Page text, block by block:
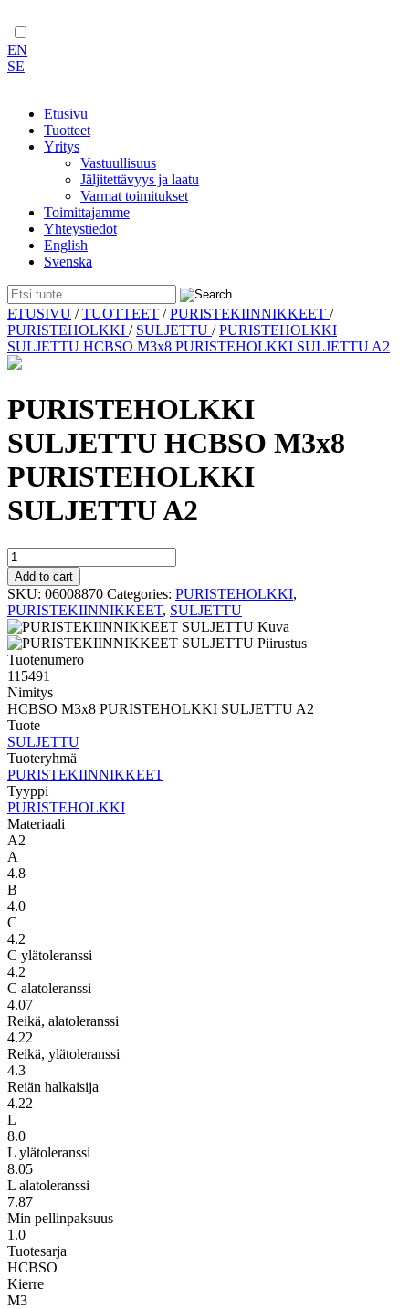
EN
SE
Etusivu
Tuotteet
Yritys
Vastuullisuus
Jäljitettävyys ja laatu
Varmat toimitukset
Toimittajamme
Yhteystiedot
English
Svenska
Skip
to
content
ETUSIVU /TUOTTEET /PURISTEKIINNIKKEET /
PURISTEHOLKKI / SULJETTU /PURISTEHOLKKI
SULJETTU HCBSO M3x8 PURISTEHOLKKI SULJETTU A2
PURISTEHOLKKI
SULJETTU HCBSO M3x8
PURISTEHOLKKI
SULJETTU A2
PURISTEHOLKKI
SULJETTU
HCBSO
M3x8
PURISTEHOLKKI
SULJETTU
A2
quantity
Add to cart
SKU: 06008870 Categories: PURISTEHOLKKI,
PURISTEKIINNIKKEET, SULJETTU
Tuotenumero
115491
Nimitys
HCBSO M3x8 PURISTEHOLKKI SULJETTU A2
Tuote
SULJETTU
Tuoteryhmä
PURISTEKIINNIKKEET
Tyyppi
PURISTEHOLKKI
Materiaali
A2
A
4.8
B
4.0
C
4.2
C ylätoleranssi
4.2
C alatoleranssi
4.07
Reikä, alatoleranssi
4.22
Reikä, ylätoleranssi
4.3
Reiän halkaisija
4.22
L
8.0
L ylätoleranssi
8.05
L alatoleranssi
7.87
Min pellinpaksuus
1.0
Tuotesarja
HCBSO
Kierre
M3